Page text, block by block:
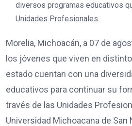
diversos programas educativos
Unidades Profesionales.
Morelia, Michoacán, a 07 de
los jóvenes que viven en
estado cuentan con una
educativos para continuar su
través de las Unidades
Universidad Michoacana de San